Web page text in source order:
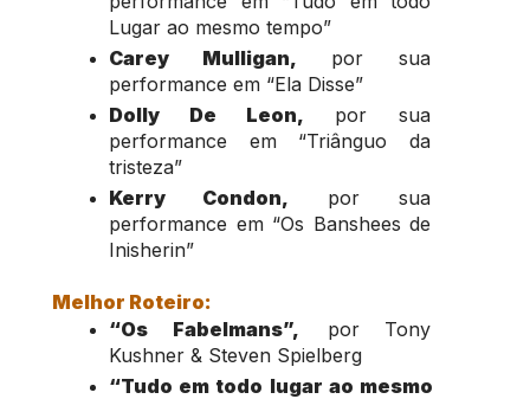
Lugar ao mesmo tempo”
Carey Mulligan, por sua
performance em “Ela Disse”
Dolly De Leon, por sua
performance em “Triânguo da
tristeza”
Kerry Condon, por sua
performance em “Os Banshees de
Inisherin”
Melhor Roteiro:
“Os Fabelmans”, por
Tony
Kushner & Steven Spielberg
“Tudo em todo lugar ao mesmo